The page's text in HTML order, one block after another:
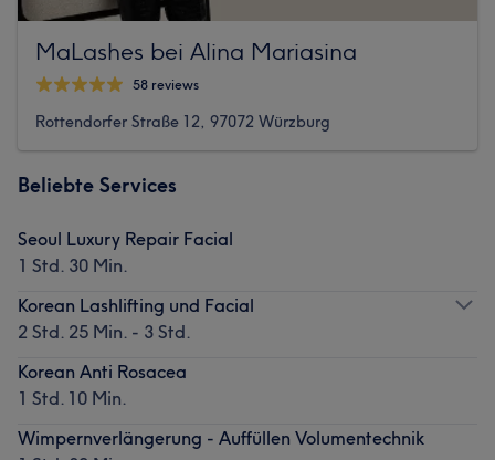
MaLashes bei Alina Mariasina
58 reviews
Rottendorfer Straße 12, 97072 Würzburg
Beliebte Services
Seoul Luxury Repair Facial
1 Std. 30 Min.
Korean Lashlifting und Facial
2 Std. 25 Min. - 3 Std.
Korean Anti Rosacea
1 Std. 10 Min.
Wimpernverlängerung - Auffüllen Volumentechnik